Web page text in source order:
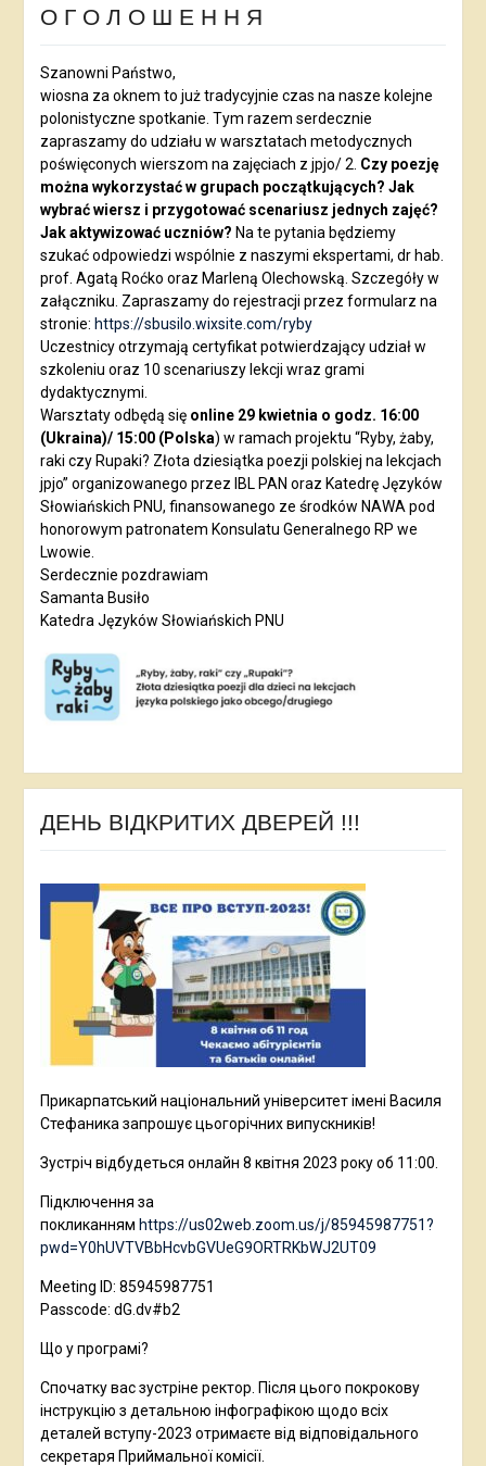
О Г О Л О Ш Е Н Н Я
Szanowni Państwo,
wiosna za oknem to już tradycyjnie czas na nasze kolejne
polonistyczne spotkanie. Tym razem serdecznie
zapraszamy do udziału w warsztatach metodycznych
poświęconych wierszom na zajęciach z jpjo/ 2. Czy poezję
można wykorzystać w grupach początkujących? Jak
wybrać wiersz i przygotować scenariusz jednych zajęć?
Jak aktywizować uczniów? Na te pytania będziemy
szukać odpowiedzi wspólnie z naszymi ekspertami, dr hab.
prof. Agatą Roćko oraz Marleną Olechowską. Szczegóły w
załączniku. Zapraszamy do rejestracji przez formularz na
stronie: https://sbusilo.wixsite.com/ryby
Uczestnicy otrzymają certyfikat potwierdzający udział w
szkoleniu oraz 10 scenariuszy lekcji wraz grami
dydaktycznymi.
Warsztaty odbędą się online 29 kwietnia o godz. 16:00
(Ukraina)/ 15:00 (Polska) w ramach projektu “Ryby, żaby,
raki czy Rupaki? Złota dziesiątka poezji polskiej na lekcjach
jpjo” organizowanego przez IBL PAN oraz Katedrę Języków
Słowiańskich PNU, finansowanego ze środków NAWA pod
honorowym patronatem Konsulatu Generalnego RP we
Lwowie.
Serdecznie pozdrawiam
Samanta Busiło
Katedra Języków Słowiańskich PNU
ДЕНЬ ВІДКРИТИХ ДВЕРЕЙ !!!
Прикарпатський національний університет імені Василя
Стефаника запрошує цьогорічних випускників!
Зустріч відбудеться онлайн 8 квітня 2023 року об 11:00.
Підключення за
покликанням https://us02web.zoom.us/j/85945987751?
pwd=Y0hUVTVBbHcvbGVUeG9ORTRKbWJ2UT09
Meeting ID: 85945987751
Passcode: dG.dv#b2
Що у програмі?
Спочатку вас зустріне ректор. Після цього покрокову
інструкцію з детальною інфографікою щодо всіх
деталей вступу-2023 отримаєте від відповідального
секретаря Приймальної комісії.